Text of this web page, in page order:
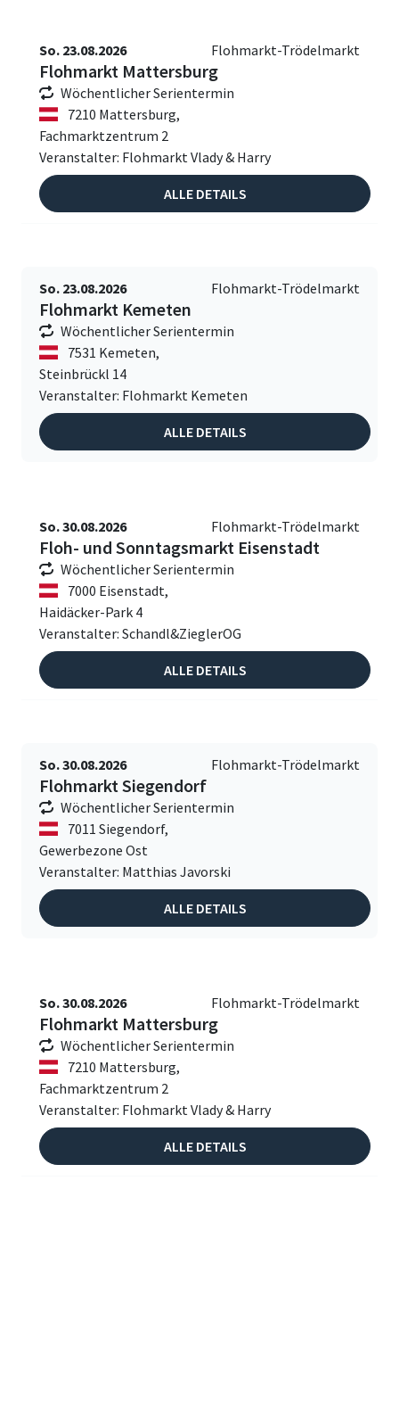
So. 23.08.2026 Flohmarkt-Trödelmarkt
Flohmarkt Mattersburg
Wöchentlicher Serientermin
7210 Mattersburg,
Fachmarktzentrum 2
Veranstalter: Flohmarkt Vlady & Harry
ALLE DETAILS
So. 23.08.2026 Flohmarkt-Trödelmarkt
Flohmarkt Kemeten
Wöchentlicher Serientermin
7531 Kemeten,
Steinbrückl 14
Veranstalter: Flohmarkt Kemeten
ALLE DETAILS
So. 30.08.2026 Flohmarkt-Trödelmarkt
Floh- und Sonntagsmarkt Eisenstadt
Wöchentlicher Serientermin
7000 Eisenstadt,
Haidäcker-Park 4
Veranstalter: Schandl&ZieglerOG
ALLE DETAILS
So. 30.08.2026 Flohmarkt-Trödelmarkt
Flohmarkt Siegendorf
Wöchentlicher Serientermin
7011 Siegendorf,
Gewerbezone Ost
Veranstalter: Matthias Javorski
ALLE DETAILS
So. 30.08.2026 Flohmarkt-Trödelmarkt
Flohmarkt Mattersburg
Wöchentlicher Serientermin
7210 Mattersburg,
Fachmarktzentrum 2
Veranstalter: Flohmarkt Vlady & Harry
ALLE DETAILS